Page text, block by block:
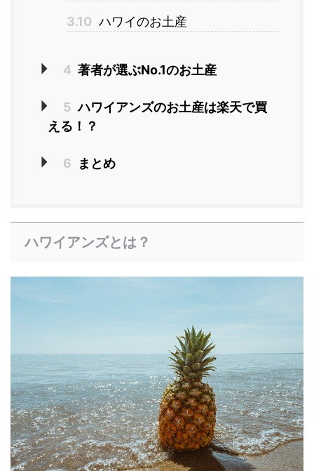
3.10 ハワイのお土産
4 著者が選ぶNo.1のお土産
5 ハワイアンズのお土産は楽天で買
える！？
6 まとめ
ハワイアンズとは？